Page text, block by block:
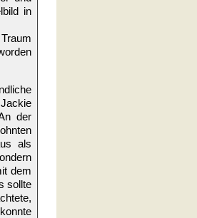
in
der
als
dem
sollte